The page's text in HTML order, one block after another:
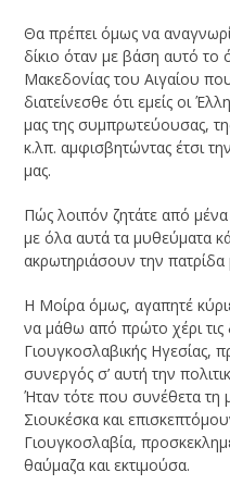
Θα πρέπει όμως να
δίκιο όταν με βάση αυτό το
Μακεδονίας του Αιγαίου
διατείνεσθε ότι εμείς οι
μας της συμπρωτεύουσας,
κ.λπ. αμφισβητώντας έτσι
μας.
Πώς λοιπόν ζητάτε από
με όλα αυτά τα μυθεύματα
ακρωτηριάσουν την πατρίδα
Η Μοίρα όμως, αγαπητέ
να μάθω από πρώτο χέρι τις
Γιουγκοσλαβικής Ηγεσίας,
συνεργός σ’ αυτή την
Ήταν τότε που συνέθετα τη
Σιουκέσκα και
Γιουγκοσλαβία,
θαύμαζα και εκτιμούσα.